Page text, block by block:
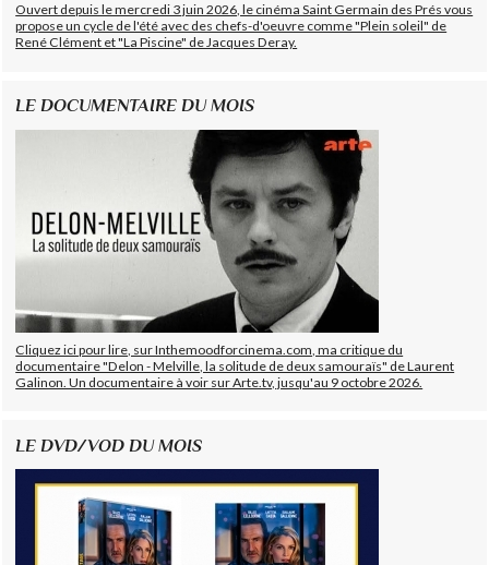
Ouvert depuis le mercredi 3 juin 2026, le cinéma Saint Germain des Prés vous
propose un cycle de l'été avec des chefs-d'oeuvre comme "Plein soleil" de
René Clément et "La Piscine" de Jacques Deray.
LE DOCUMENTAIRE DU MOIS
Cliquez ici pour lire, sur Inthemoodforcinema.com, ma critique du
documentaire "Delon - Melville, la solitude de deux samouraïs" de Laurent
Galinon. Un documentaire à voir sur Arte.tv, jusqu'au 9 octobre 2026.
LE DVD/VOD DU MOIS